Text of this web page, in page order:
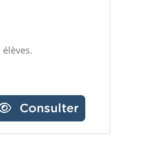
Consulter